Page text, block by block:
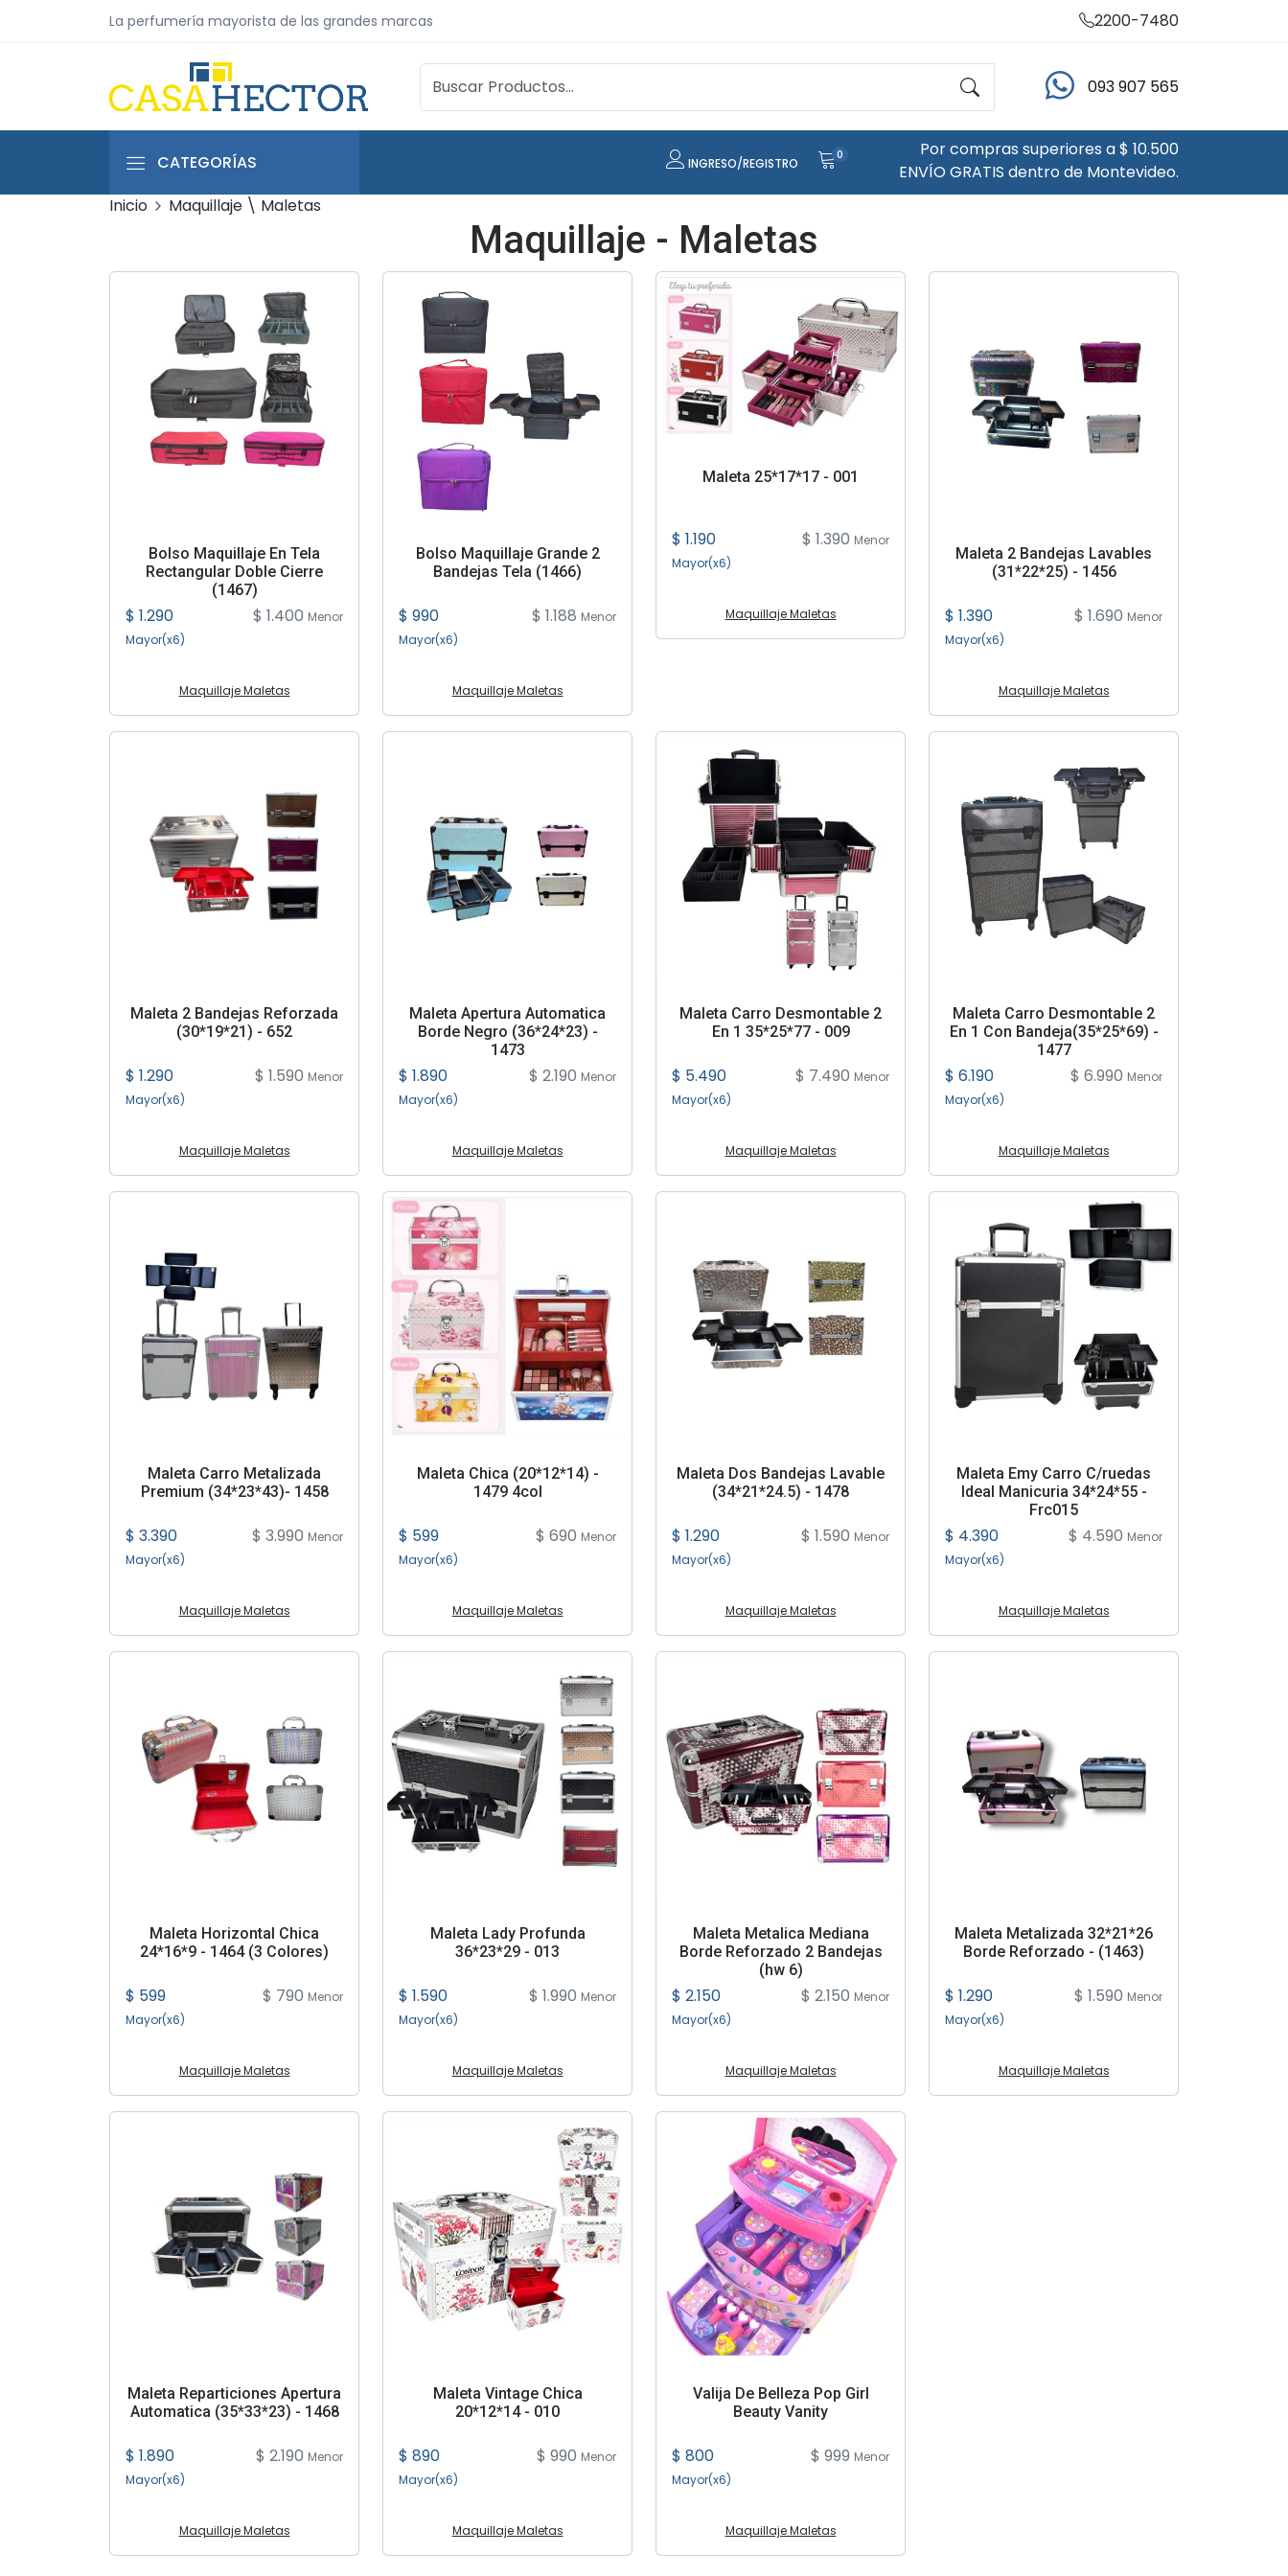
La perfumería mayorista de las grandes marcas 2200-7480
093 907 565
CATEGORÍAS INGRESO/REGISTRO
0
Por compras superiores a $ 10.500
ENVÍO GRATIS dentro de Montevideo.
Inicio
Maquillaje \ Maletas
Maquillaje - Maletas
Bolso Maquillaje En Tela
Rectangular Doble Cierre
(1467)
$ 1.290
Mayor(x6)
$ 1.400 Menor
Maquillaje Maletas
Bolso Maquillaje Grande 2
Bandejas Tela (1466)
$ 990
Mayor(x6)
$ 1.188 Menor
Maquillaje Maletas
Maleta 25*17*17 - 001
$ 1.190
Mayor(x6)
$ 1.390 Menor
Maquillaje Maletas
Maleta 2 Bandejas Lavables
(31*22*25) - 1456
$ 1.390
Mayor(x6)
$ 1.690 Menor
Maquillaje Maletas
Maleta 2 Bandejas Reforzada
(30*19*21) - 652
$ 1.290
Mayor(x6)
$ 1.590 Menor
Maquillaje Maletas
Maleta Apertura Automatica
Borde Negro (36*24*23) -
1473
$ 1.890
Mayor(x6)
$ 2.190 Menor
Maquillaje Maletas
Maleta Carro Desmontable 2
En 1 35*25*77 - 009
$ 5.490
Mayor(x6)
$ 7.490 Menor
Maquillaje Maletas
Maleta Carro Desmontable 2
En 1 Con Bandeja(35*25*69) -
1477
$ 6.190
Mayor(x6)
$ 6.990 Menor
Maquillaje Maletas
Maleta Carro Metalizada
Premium (34*23*43)- 1458
$ 3.390
Mayor(x6)
$ 3.990 Menor
Maquillaje Maletas
Maleta Chica (20*12*14) -
1479 4col
$ 599
Mayor(x6)
$ 690 Menor
Maquillaje Maletas
Maleta Dos Bandejas Lavable
(34*21*24.5) - 1478
$ 1.290
Mayor(x6)
$ 1.590 Menor
Maquillaje Maletas
Maleta Emy Carro C/ruedas
Ideal Manicuria 34*24*55 -
Frc015
$ 4.390
Mayor(x6)
$ 4.590 Menor
Maquillaje Maletas
Maleta Horizontal Chica
24*16*9 - 1464 (3 Colores)
$ 599
Mayor(x6)
$ 790 Menor
Maquillaje Maletas
Maleta Lady Profunda
36*23*29 - 013
$ 1.590
Mayor(x6)
$ 1.990 Menor
Maquillaje Maletas
Maleta Metalica Mediana
Borde Reforzado 2 Bandejas
(hw 6)
$ 2.150
Mayor(x6)
$ 2.150 Menor
Maquillaje Maletas
Maleta Metalizada 32*21*26
Borde Reforzado - (1463)
$ 1.290
Mayor(x6)
$ 1.590 Menor
Maquillaje Maletas
Maleta Reparticiones Apertura
Automatica (35*33*23) - 1468
$ 1.890
Mayor(x6)
$ 2.190 Menor
Maquillaje Maletas
Maleta Vintage Chica
20*12*14 - 010
$ 890
Mayor(x6)
$ 990 Menor
Maquillaje Maletas
Valija De Belleza Pop Girl
Beauty Vanity
$ 800
Mayor(x6)
$ 999 Menor
Maquillaje Maletas